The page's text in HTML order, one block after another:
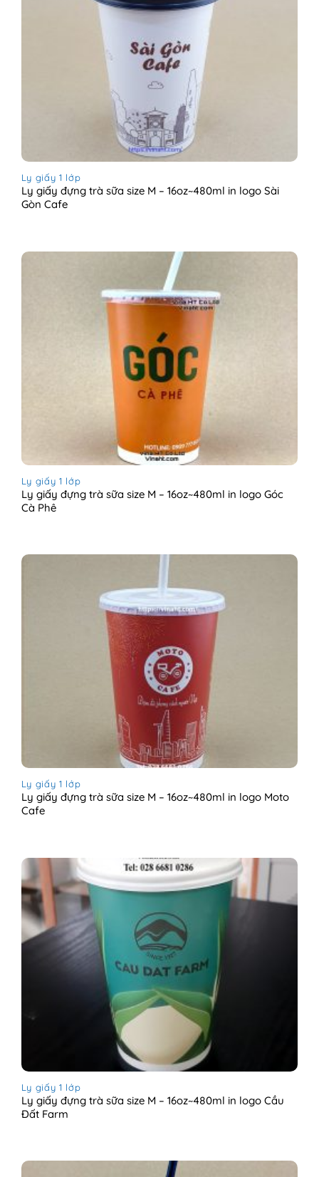
Ly giấy 1 lớp
Ly giấy đựng trà sữa size M – 16oz~480ml in logo Sài
Gòn Cafe
Ly giấy 1 lớp
Ly giấy đựng trà sữa size M – 16oz~480ml in logo Góc
Cà Phê
Ly giấy 1 lớp
Ly giấy đựng trà sữa size M – 16oz~480ml in logo Moto
Cafe
Ly giấy 1 lớp
Ly giấy đựng trà sữa size M – 16oz~480ml in logo Cầu
Đất Farm